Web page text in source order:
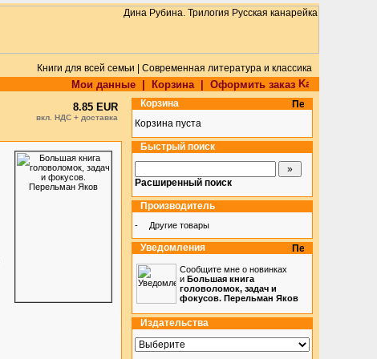
Книги для всей семьи | Современная литература и классика
Мои данные Корзина| Оформить заказ
8.85 EUR
вкл. НДС + доставка
Корзина
Корзина пуста
Быстрый поиск
Расширенный поиск
Производитель
- Другие товары
Уведомления
Сообщите мне о новинках
и Большая книга
головоломок, задач и
фокусов. Перельман Яков
Издательства